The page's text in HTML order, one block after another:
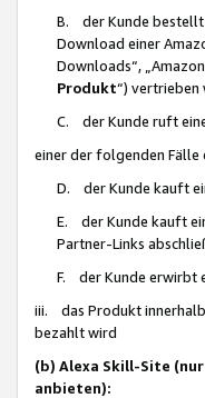
B. der Kunde bestellt
Download einer
Downloads“,
Produkt“) vertrieben
C. der Kunde ruft
einer der folgenden Fälle
D. der Kunde kauft
E. der Kunde kauft
Partner-Links
F. der Kunde erwirbt
iii. das Produkt innerhalb
bezahlt wird
(b) Alexa Skill-Site
anbieten):